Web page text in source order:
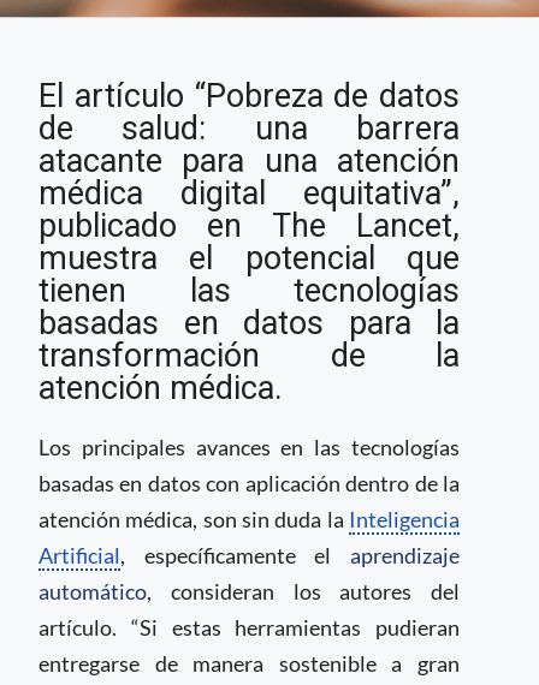
lograr acceso
equitativo a servicios
de Salud Digital
El artículo “Pobreza de datos
de salud: una barrera
atacante para una atención
médica digital equitativa”,
publicado en The Lancet,
muestra el potencial que
tienen las tecnologías
basadas en datos para la
transformación de la
atención médica.
Los principales avances en las tecnologías
basadas en datos con aplicación dentro de la
atención médica, son sin duda la Inteligencia
Artificial, específicamente el aprendizaje
automático, consideran los autores del
artículo. “Si estas herramientas pudieran
entregarse de manera sostenible a gran